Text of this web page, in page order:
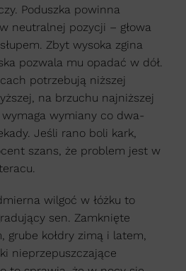
Poduszka powinna
neutralnej pozycji – głowa
Zbyt wysoka zgina
pozwala mu opadać w dół.
potrzebują niższej
na brzuchu najniższej
wymiany co dwa-
Jeśli rano boli kark,
szans, że problem jest w
wilgoć w łóżku to
sen. Zamknięte
grube kołdry zimą i latem,
nieprzepuszczające